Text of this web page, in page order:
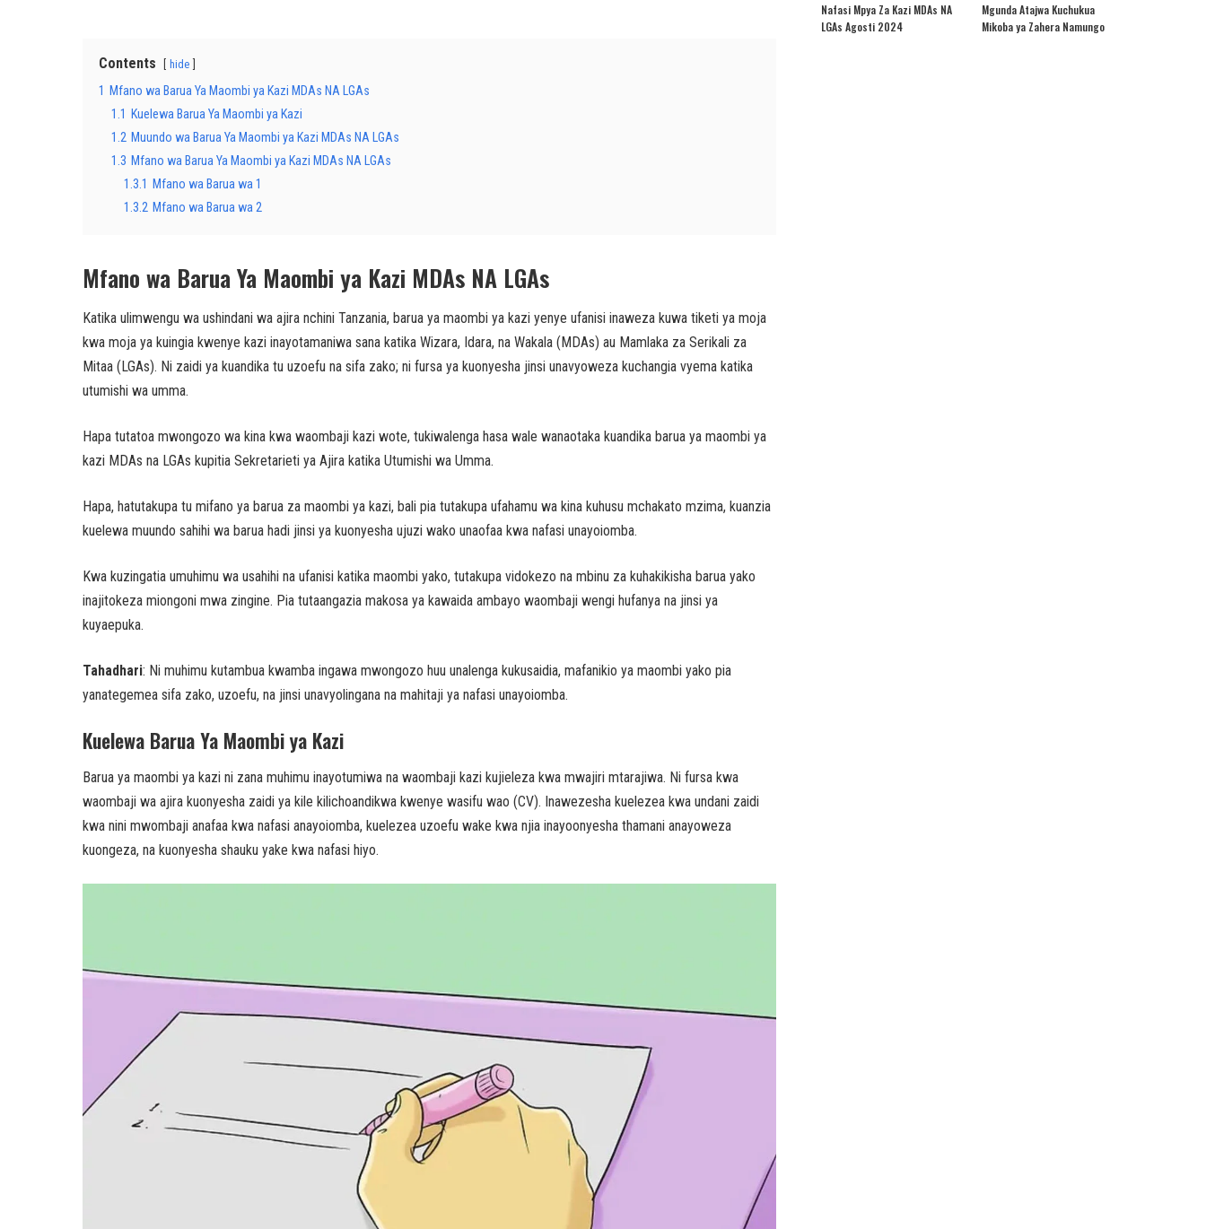
Contents hide
1 Mfano wa Barua Ya Maombi ya Kazi MDAs NA LGAs
1.1 Kuelewa Barua Ya Maombi ya Kazi
1.2 Muundo wa Barua Ya Maombi ya Kazi MDAs NA LGAs
1.3 Mfano wa Barua Ya Maombi ya Kazi MDAs NA LGAs
1.3.1 Mfano wa Barua wa 1
1.3.2 Mfano wa Barua wa 2
Mfano wa Barua Ya Maombi ya Kazi MDAs NA LGAs
Katika ulimwengu wa ushindani wa ajira nchini Tanzania, barua ya maombi ya kazi yenye ufanisi inaweza kuwa tiketi ya moja
kwa moja ya kuingia kwenye kazi inayotamaniwa sana katika Wizara, Idara, na Wakala (MDAs) au Mamlaka za Serikali za
Mitaa (LGAs). Ni zaidi ya kuandika tu uzoefu na sifa zako; ni fursa ya kuonyesha jinsi unavyoweza kuchangia vyema katika
utumishi wa umma.
Hapa tutatoa mwongozo wa kina kwa waombaji kazi wote, tukiwalenga hasa wale wanaotaka kuandika barua ya maombi ya
kazi MDAs na LGAs kupitia Sekretarieti ya Ajira katika Utumishi wa Umma.
Hapa, hatutakupa tu mifano ya barua za maombi ya kazi, bali pia tutakupa ufahamu wa kina kuhusu mchakato mzima, kuanzia
kuelewa muundo sahihi wa barua hadi jinsi ya kuonyesha ujuzi wako unaofaa kwa nafasi unayoiomba.
Kwa kuzingatia umuhimu wa usahihi na ufanisi katika maombi yako, tutakupa vidokezo na mbinu za kuhakikisha barua yako
inajitokeza miongoni mwa zingine. Pia tutaangazia makosa ya kawaida ambayo waombaji wengi hufanya na jinsi ya
kuyaepuka.
Tahadhari: Ni muhimu kutambua kwamba ingawa mwongozo huu unalenga kukusaidia, mafanikio ya maombi yako pia
yanategemea sifa zako, uzoefu, na jinsi unavyolingana na mahitaji ya nafasi unayoiomba.
Kuelewa Barua Ya Maombi ya Kazi
Barua ya maombi ya kazi ni zana muhimu inayotumiwa na waombaji kazi kujieleza kwa mwajiri mtarajiwa. Ni fursa kwa
waombaji wa ajira kuonyesha zaidi ya kile kilichoandikwa kwenye wasifu wao (CV). Inawezesha kuelezea kwa undani zaidi
kwa nini mwombaji anafaa kwa nafasi anayoiomba, kuelezea uzoefu wake kwa njia inayoonyesha thamani anayoweza
kuongeza, na kuonyesha shauku yake kwa nafasi hiyo.
Nafasi Mpya Za Kazi MDAs NA
LGAs Agosti 2024
Mgunda Atajwa Kuchukua
Mikoba ya Zahera Namungo